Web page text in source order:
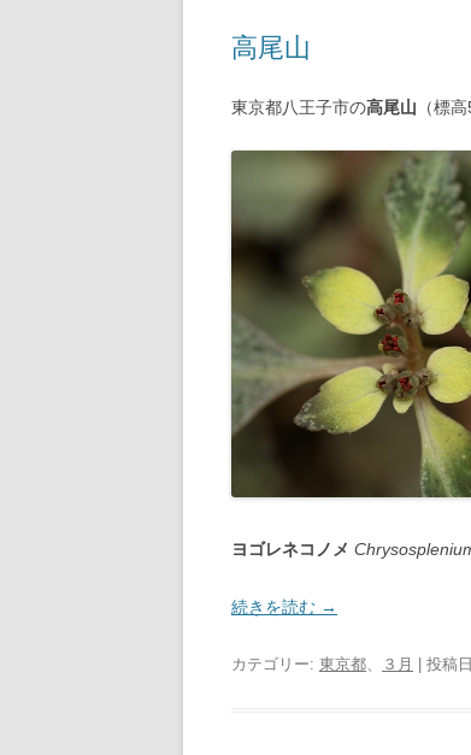
高尾山
東京都八王子市の高尾山 （標
ヨゴレネコノメ
続きを読む →
カテゴリー: 東京都、 ３月 | 投稿